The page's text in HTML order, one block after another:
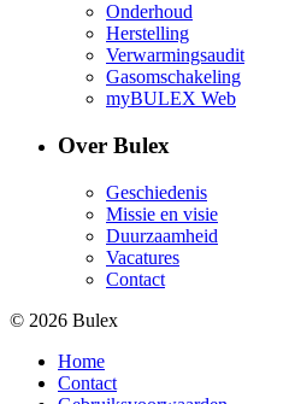
Onderhoud
Herstelling
Verwarmingsaudit
Gasomschakeling
myBULEX Web
Over Bulex
Geschiedenis
Missie en visie
Duurzaamheid
Vacatures
Contact
© 2026 Bulex
Home
Contact